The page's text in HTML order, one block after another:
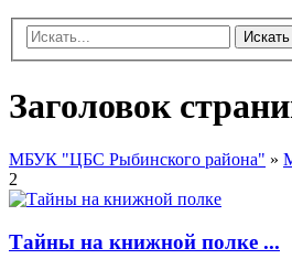
Искать
Заголовок
МБУК "ЦБС Рыбинского района" »
2
Тайны на книжной полке ...